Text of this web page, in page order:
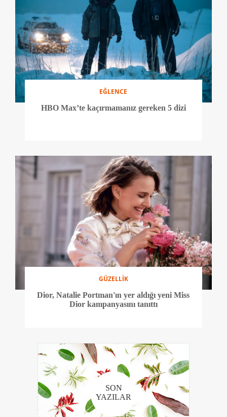
EĞLENCE
HBO Max’te kaçırmamanız gereken 5 dizi
GÜZELLİK
Dior, Natalie Portman'ın yer aldığı yeni Miss
Dior kampanyasını tanıttı
SON
YAZILAR